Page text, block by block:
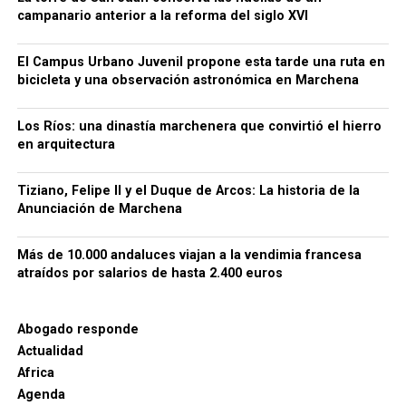
Luis Cristóbal Ponce de León, II Duque de Arcos, fue
un noble humanista y mecenas que promovió las
artes en Marchena durante el Renacimiento. Entre
El verdadero papel del señor de
Marchena en la conquista de
Málaga
La recreación concentra la atención en los Reyes
Católicos y en la entrega de las llaves, pero la
amplia que la imagen de un noble acompañando al
monarca.
Su importancia residía en su experiencia en la
campanario anterior a la reforma del siglo XVI
El Campus Urbano Juvenil propone esta tarde una ruta en
bicicleta y una observación astronómica en Marchena
Los Ríos: una dinastía marchenera que convirtió el hierro
en arquitectura
Tiziano, Felipe II y el Duque de Arcos: La historia de la
Anunciación de Marchena
Más de 10.000 andaluces viajan a la vendimia francesa
atraídos por salarios de hasta 2.400 euros
Abogado responde
Actualidad
Africa
Agenda